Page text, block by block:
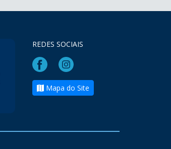
REDES SOCIAIS
Mapa do Site